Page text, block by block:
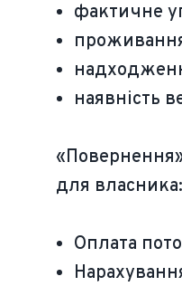
фактичне
наявність
для власника:
Оплата